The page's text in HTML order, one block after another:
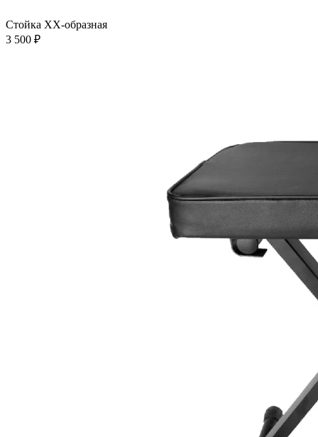
Стойка XX-образная
3 500 ₽